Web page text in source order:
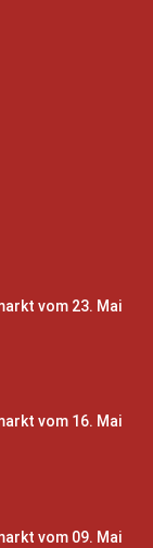
vom 23. Mai
vom 16. Mai
vom 09. Mai